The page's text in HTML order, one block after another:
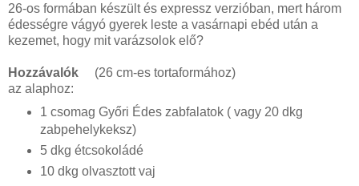
26-os formában készült és expressz verzióban, mert három
édességre vágyó gyerek leste a vasárnapi ebéd után a
kezemet, hogy mit varázsolok elő?
Hozzávalók
(26 cm-es tortaformához)
az alaphoz:
1 csomag Győri Édes zabfalatok ( vagy 20 dkg
zabpehelykeksz)
5 dkg étcsokoládé
10 dkg olvasztott vaj